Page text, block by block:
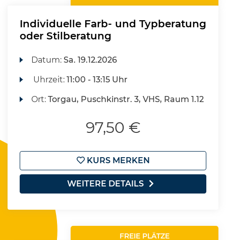
Individuelle Farb- und Typberatung
oder Stilberatung
Datum:Sa. 19.12.2026
Uhrzeit:11:00 - 13:15 Uhr
Ort:Torgau, Puschkinstr. 3, VHS, Raum 1.12
97,50 €
KURS MERKEN
WEITERE DETAILS
FREIE PLÄTZE